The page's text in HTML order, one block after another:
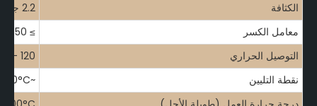
الكثافة
2.2 جم/سم مكعب
معامل الكسر
التوصيل الحراري
120 - 160 واط/م - كلفن
نقطة التليين